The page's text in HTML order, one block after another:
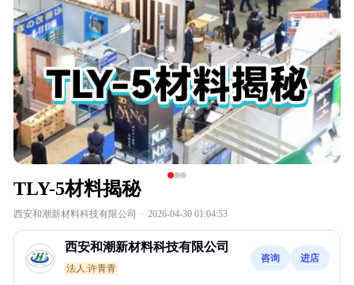
TLY-5材料揭秘
西安和潮新材料科技有限公司 · 2026-04-30 01:04:53
西安和潮新材料科技有限公司
法人:许青青
咨询 进店